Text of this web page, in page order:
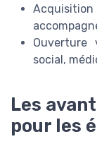
Ouverture
social,
Les
pour les